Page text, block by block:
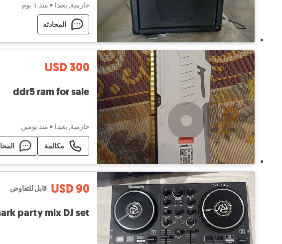
حازمية, بعبدا • منذ ١ يوم
المحادثه
USD 300
ddr5 ram for sale
حازمية, بعبدا • منذ يومين
مكالمة
USD 90 قابل للتفاوض
party mix DJ set